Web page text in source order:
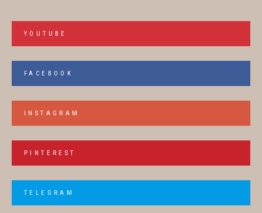
YOUTUBE
FACEBOOK
INSTAGRAM
PINTEREST
TELEGRAM